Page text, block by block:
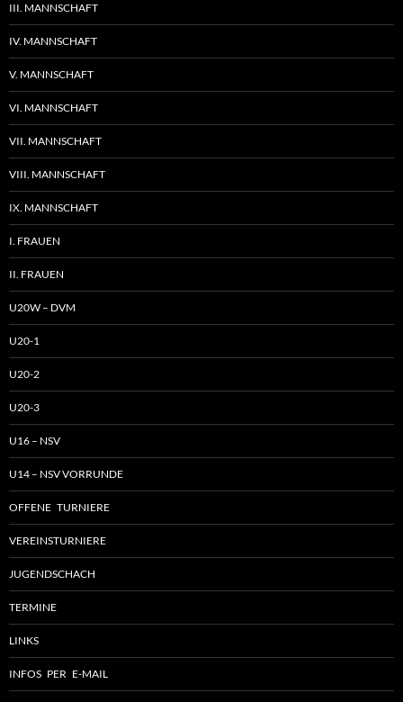
III. MANNSCHAFT
IV. MANNSCHAFT
V. MANNSCHAFT
VI. MANNSCHAFT
VII. MANNSCHAFT
VIII. MANNSCHAFT
IX. MANNSCHAFT
I. FRAUEN
II. FRAUEN
U20W – DVM
U20-1
U20-2
U20-3
U16 – NSV
U14 – NSV VORRUNDE
OFFENE TURNIERE
VEREINSTURNIERE
JUGENDSCHACH
TERMINE
LINKS
INFOS PER E-MAIL